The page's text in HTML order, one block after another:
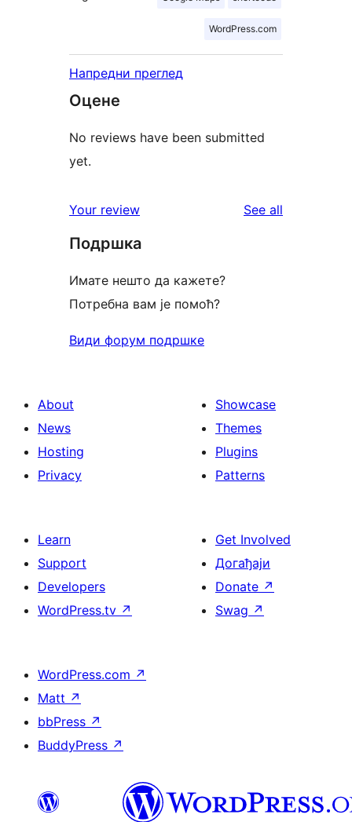
WordPress.com
Напредни преглед
Оцене
No reviews have been submitted
yet.
Your review See all
Подршка
Имате нешто да кажете?
Потребна вам је помоћ?
Види форум подршке
About
News
Hosting
Privacy
Showcase
Themes
Plugins
Patterns
Learn
Support
Developers
WordPress.tv ↗
Get Involved
Догађаји
Donate ↗
Swag ↗
WordPress.com ↗
Matt ↗
bbPress ↗
BuddyPress ↗